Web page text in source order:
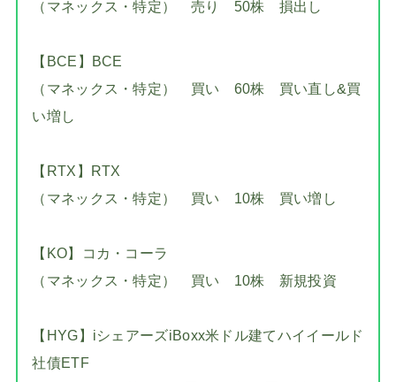
（マネックス・特定） 売り 50株 損出し
【BCE】BCE
（マネックス・特定） 買い 60株 買い直し&買
い増し
【RTX】RTX
（マネックス・特定） 買い 10株 買い増し
【KO】コカ・コーラ
（マネックス・特定） 買い 10株 新規投資
【HYG】iシェアーズiBoxx米ドル建てハイイールド
社債ETF